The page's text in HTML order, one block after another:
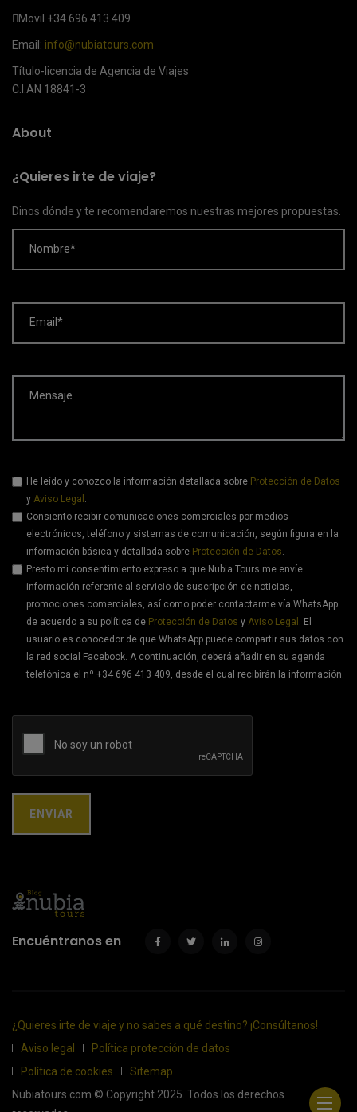
Movil +34 696 413 409
Email: info@nubiatours.com
Título-licencia de Agencia de Viajes
C.I.AN 18841-3
About
¿Quieres irte de viaje?
Dinos dónde y te recomendaremos nuestras mejores propuestas.
Nombre*
Email*
Mensaje
He leído y conozco la información detallada sobre Protección de Datos
y Aviso Legal
Consiento recibir comunicaciones comerciales por medios
electrónicos, teléfono y sistemas de comunicación, según figura en la
información básica y detallada sobre Protección de Datos
Presto mi consentimiento expreso a que Nubia Tours me envíe
información referente al servicio de suscripción de noticias,
promociones comerciales, así como poder contactarme vía WhatsApp
de acuerdo a su política de Protección de Datos y Aviso Legal
. El
usuario es conocedor de que WhatsApp puede compartir sus datos con
la red social Facebook. A continuación, deberá añadir en su agenda
telefónica el nº +34 696 413 409, desde el cual recibirán la información.
Encuéntranos en
¿Quieres irte de viaje y no sabes a qué destino? ¡Consúltanos!
Aviso legal
Política protección de datos
Política de cookies
Sitemap
Nubiatours.com © Copyright 2025. Todos los derechos